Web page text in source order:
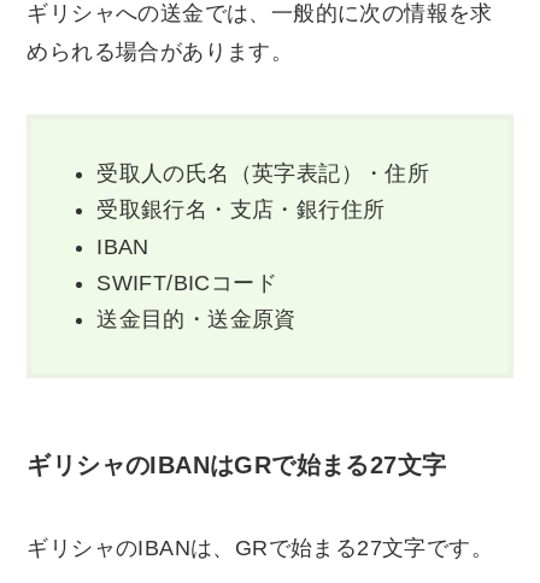
ギリシャへの送金では、一般的に次の情報を求
められる場合があります。
受取人の氏名（英字表記）・住所
受取銀行名・支店・銀行住所
IBAN
SWIFT/BICコード
送金目的・送金原資
ギリシャのIBANはGRで始まる27文字
ギリシャのIBANは、GRで始まる27文字です。